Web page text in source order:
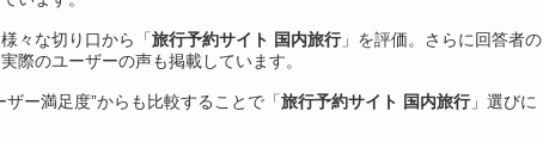
々な切り口から「旅行予約サイト 国内旅行」を評価。さらに回答者の
際のユーザーの声も掲載しています。
ー満足度”からも比較することで「旅行予約サイト 国内旅行」選びに